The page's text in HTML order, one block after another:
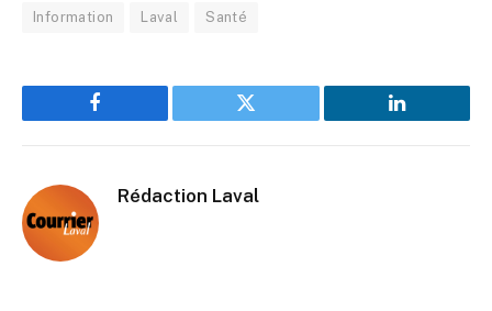
Information Laval Santé
Facebook Twitter LinkedIn
Rédaction Laval